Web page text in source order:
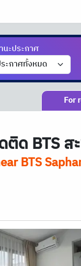
นะประกาศ
For
ติดBTSส
BTS